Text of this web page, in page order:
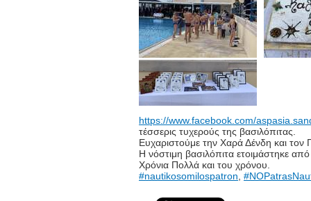
https://www.facebook.com/
τέσσερις τυχερούς της βασιλόπιτας.
Ευχαριστούμε την Χαρά Δένδη και
Η νόστιμη βασιλόπιτα ετοιμάστηκε
Χρόνια Πολλά και του χρόνου.
#nautikosomilospatron